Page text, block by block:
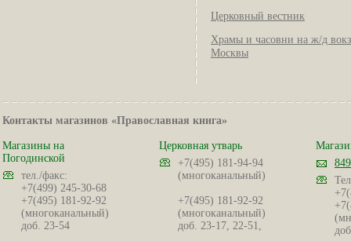
Церковный вестник
Храмы и часовни на ж/д
Москвы
Контакты магазинов «Православная книга»
Магазины на
Погодинской
тел./факс:
+7(499) 245-30-68
+7(495) 181-92-92
(многоканальный)
доб. 23-54
Церковная утварь
+7(495) 181-94-94
(многоканальный)
+7(495) 181-92-92
(многоканальный)
доб. 23-17, 22-51,